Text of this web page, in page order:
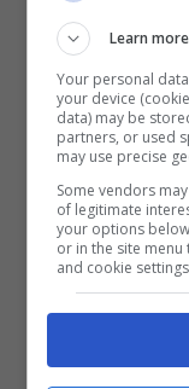
stessa sta
sostanziosi
Come dire, i
tedeschi
incentivare i
e a investire
Learn more
Your personal
your device
data) may be
partners, or used
may use precise
Some vendors
of legitimate
your options
or in the site
and cookie